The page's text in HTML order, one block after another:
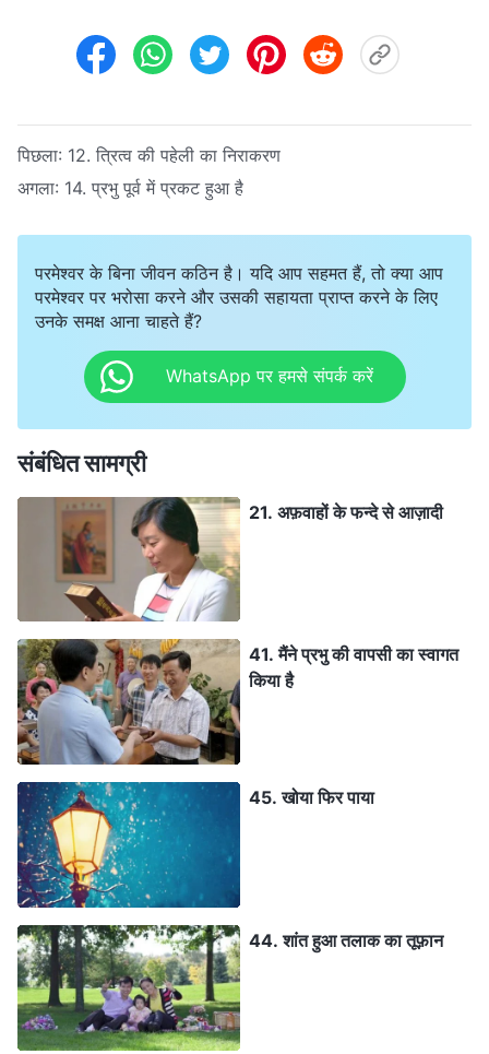
पिछला: 12. त्रित्व की पहेली का निराकरण
अगला: 14. प्रभु पूर्व में प्रकट हुआ है
परमेश्वर के बिना जीवन कठिन है। यदि आप सहमत हैं, तो क्या आप
परमेश्वर पर भरोसा करने और उसकी सहायता प्राप्त करने के लिए
उनके समक्ष आना चाहते हैं?
WhatsApp पर हमसे संपर्क करें
संबंधित सामग्री
21. अफ़वाहों के फन्‍दे से आज़ादी
41. मैंने प्रभु की वापसी का स्वागत
किया है
45. खोया फिर पाया
44. शांत हुआ तलाक का तूफ़ान